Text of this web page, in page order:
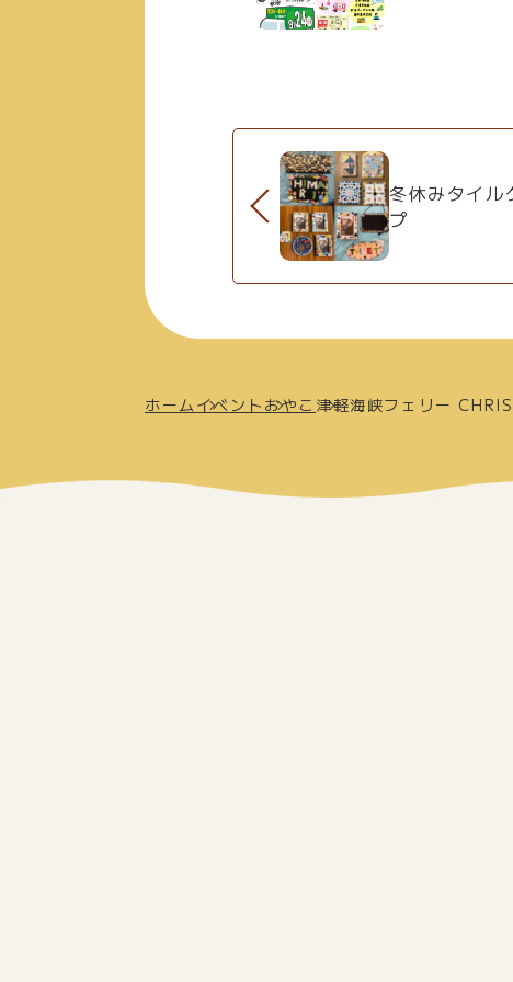
冬休みタイル
プ
ホーム イベント おやこ 津軽海峡フェリー